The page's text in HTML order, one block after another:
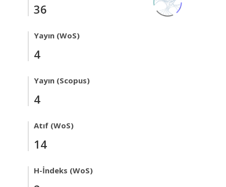
36
Yayın (WoS)
4
Yayın (Scopus)
4
Atıf (WoS)
14
H-İndeks (WoS)